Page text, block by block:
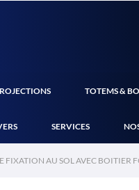
TOTEMS &
SERVICES
FIXATION AU SOL AVEC BOITIER